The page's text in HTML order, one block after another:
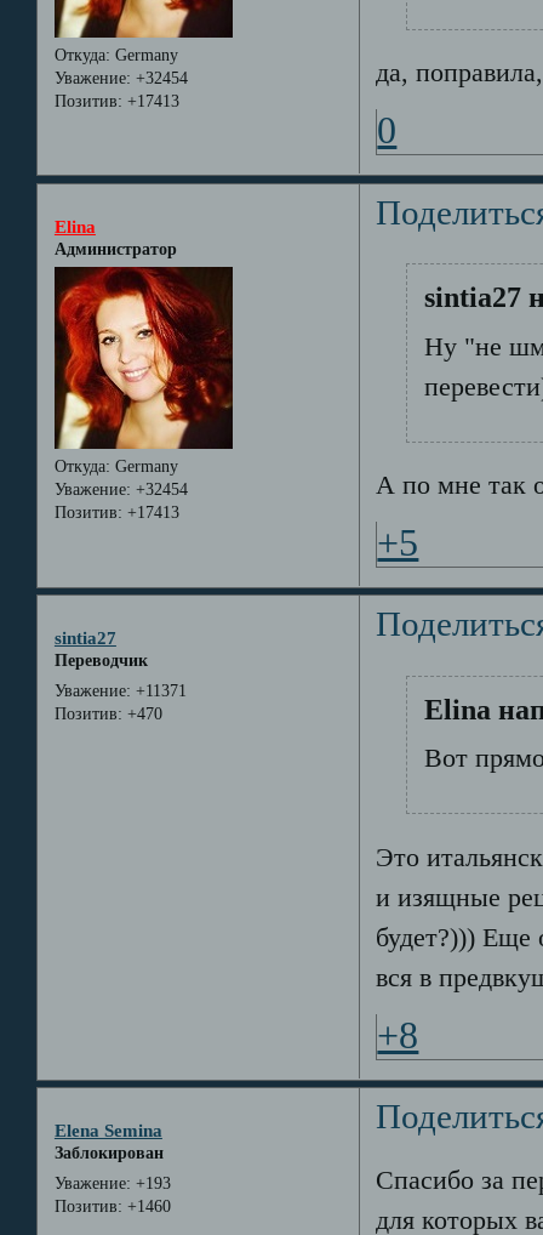
Откуда: Germany
Уважение: +32454
Позитив: +17413
да,
0
Elina
Администратор
Откуда: Germany
Уважение: +32454
Позитив: +17413
sintia27
Ну "не
А по мне так
+5
sintia27
Переводчик
Уважение: +11371
Позитив: +470 Elina
Вот
Это
и изящные
будет?))) Еще
вся в
+8
Elena Semina
Заблокирован
Уважение: +193
Позитив: +1460
Спасибо за
для которых